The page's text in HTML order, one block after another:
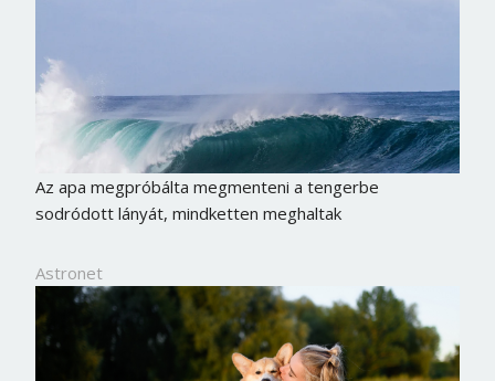
Az apa megpróbálta megmenteni a tengerbe
sodródott lányát, mindketten meghaltak
AstronetBorsonline bejelentkezés
E-mail cím vagy felhasználónév